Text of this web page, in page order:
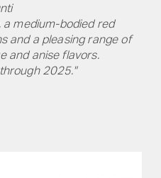
a medium-bodied red
and a pleasing range of
and anise flavors.
2025."